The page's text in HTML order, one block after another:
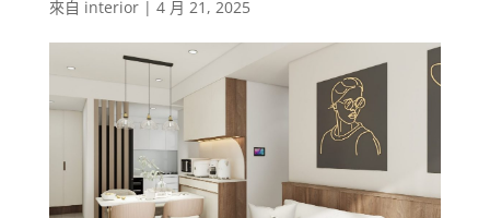
來自 interior| 4 月 21, 2025